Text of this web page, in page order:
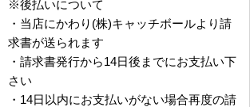
※後払いについて
・当店にかわり(株)キャッチボールより請
求書が送られます
・請求書発行から14日後までにお支払い下
さい
・14日以内にお支払いがない場合再度の請